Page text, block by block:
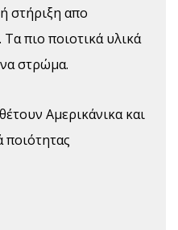
στήριξη απο
πιο ποιοτικά υλικά
στρώμα.
Αμερικάνικα και
ποιότητας